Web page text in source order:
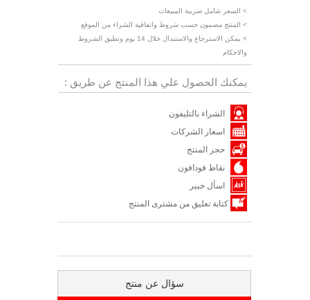
> السعر شامل ضريبة المبيعات
> المنتج مضمون حسب شروط واتفاقية الشراء من الموقع
> يمكن الاسترجاع والاستبدال خلال 14 يوم وتطبق الشروط
والاحكام
يمكنك الحصول علي هذا المنتج عن طريق :
الشراء بالتليفون
اسعار الشركات
حجز المنتج
نقاط فودافون
اسأل خبير
كتابة تعليق من مشترى المنتج
سؤال عن منتج